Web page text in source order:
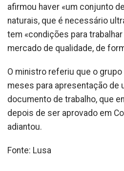
afirmou haver «um conjunto
naturais, que é necessário
tem «condições para
mercado de qualidade, de
O ministro referiu que o
meses para apresentação de
documento de trabalho, que
depois de ser aprovado em
adiantou.
Fonte: Lusa